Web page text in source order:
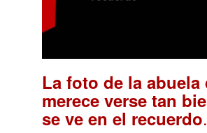
La foto de la abuela
merece verse tan
se ve en el recuerdo.